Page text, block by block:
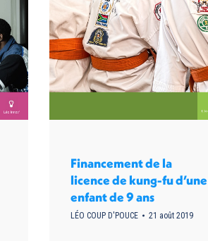
Financement de la
licence de kung-fu d’une
enfant de 9 ans
LÉO COUP D'POUCE 21 août 2019